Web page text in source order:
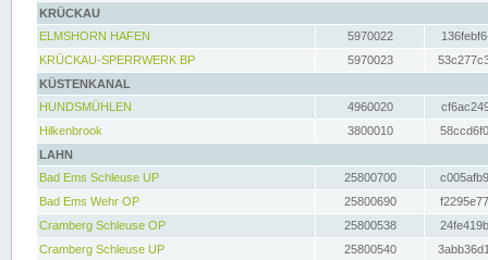
KRÜCKAU
ELMSHORN HAFEN
5970022
KRÜCKAU-SPERRWERK BP
5970023
KÜSTENKANAL
HUNDSMÜHLEN
4960020
Hilkenbrook
3800010
LAHN
Bad Ems Schleuse UP
25800700
Bad Ems Wehr OP
25800690
Cramberg Schleuse OP
25800538
Cramberg Schleuse UP
25800540